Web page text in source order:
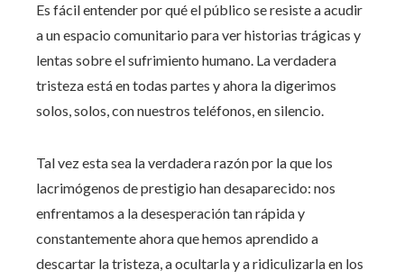
Es fácil entender por qué el público se resiste a acudir
a un espacio comunitario para ver historias trágicas y
lentas sobre el sufrimiento humano. La verdadera
tristeza está en todas partes y ahora la digerimos
solos, solos, con nuestros teléfonos, en silencio.
Tal vez esta sea la verdadera razón por la que los
lacrimógenos de prestigio han desaparecido: nos
enfrentamos a la desesperación tan rápida y
constantemente ahora que hemos aprendido a
descartar la tristeza, a ocultarla y a ridiculizarla en los